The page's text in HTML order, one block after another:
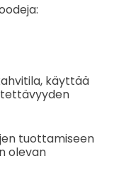
käyttää
tuottamiseen
olevan